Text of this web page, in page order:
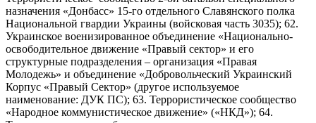
назначения «Донбасс» 15-го отдельного Славянского полка
Национальной гвардии Украины (войсковая часть 3035); 62.
Украинское военизированное объединение «Национально-
освободительное движение «Правый сектор» и его
структурные подразделения – организация «Правая
Молодежь» и объединение «Добровольческий Украинский
Корпус «Правый Сектор» (другое используемое
наименование: ДУК ПС); 63. Террористическое сообщество
«Народное коммунистическое движение» («НКД»); 64.